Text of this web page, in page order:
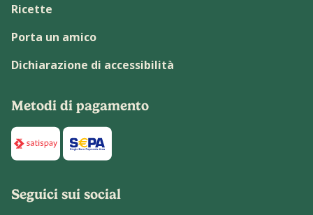
Ricette
Porta un amico
Dichiarazione di accessibilità
Metodi di pagamento
Di seguito sono elencati i metodi di pagamento
Seguici sui social